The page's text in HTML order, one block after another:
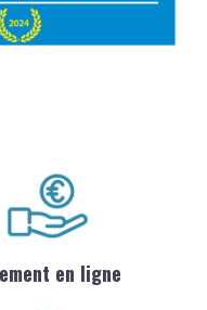
en ligne